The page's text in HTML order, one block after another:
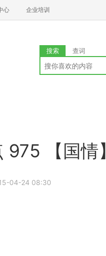
心 企业培训
搜索 查词
【国情】
04-24 08:30